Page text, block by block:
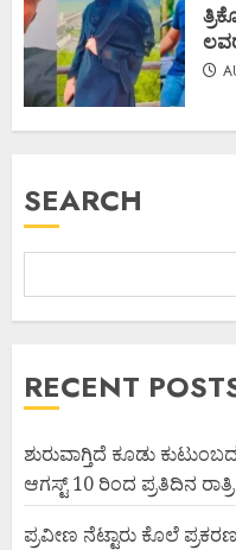
SEARCH
RECENT
ಶುರುವಾಗ್ತಿದೆ ಕೂಡು
ಆಗಸ್ಟ್ 10 ರಿಂದ ಪ್ರತಿದಿನ
ಪ್ರವೀಣ ನೆಟ್ಟಾರು ಕೊಲೆ